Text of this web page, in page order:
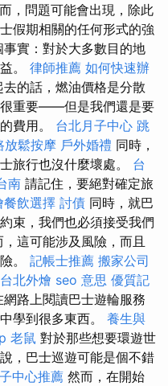
，問題可能會出現，除此
假期相關的任何形式的強
實：對於大多數目的地
。 律師推薦 如何快速辦
的話，燃油價格是分散
重要——但是我們還是要
費用。 台北月子中心 跳
放鬆按摩 戶外婚禮 同時，
旅行也沒什麼壞處。 台
南 請記住，要絕對確定旅
餐飲選擇 討債 同時，就巴
束，我們也必須接受我們
這可能涉及風險，而且
。 記帳士推薦 搬家公司
台北外燴 seo 意思 優質記
路上閱讀巴士遊輪服務
學到很多東西。 養生與
老鼠 對於那些想要環遊世
，巴士巡遊可能是個不錯
中心推薦 然而，在開始